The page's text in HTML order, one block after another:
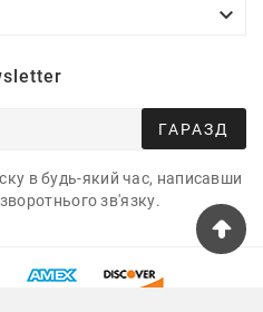

ГАРАЗД
в будь-який час, написавши
зв'язку.